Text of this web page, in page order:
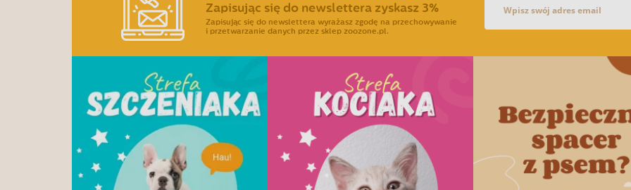
Zapisując się do newslettera zyskasz 3%
Zapisując się do newslettera wyrażasz zgodę na przechowywanie
i przetwarzanie danych przez sklep zoozone.pl.